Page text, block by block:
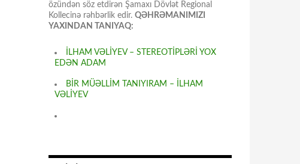
özündən söz etdirən Şamaxı Dövlət Regional
Kollecinə rəhbərlik edir. QƏHRƏMANIMIZI
YAXINDAN TANIYAQ:
İLHAM VƏLİYEV – STEREOTİPLƏRİ YOX
EDƏN ADAM
BİR MÜƏLLİM TANIYIRAM – İLHAM
VƏLİYEV